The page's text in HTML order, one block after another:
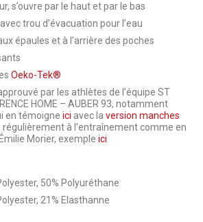
s’ouvre par le haut et par le bas
trou d’évacuation pour l’eau
épaules et à l’arrière des poches
Oeko-Tek®
par les athlètes de l’équipe ST
HOME – AUBER 93, notamment
en témoigne ici avec la version manches
régulièrement à l’entraînement comme en
Morier, exemple ici
50% Polyuréthane
21% Elasthanne